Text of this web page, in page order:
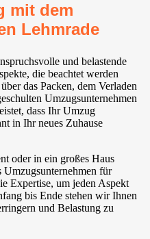
mit dem
Lehmrade
und belastende
die beachtet werden
das Packen, dem Verladen
Umzugsunternehmen
dass Ihr Umzug
in Ihr neues Zuhause
oder in ein großes Haus
Umzugsunternehmen für
Expertise, um jeden Aspekt
bis Ende stehen wir Ihnen
und Belastung zu